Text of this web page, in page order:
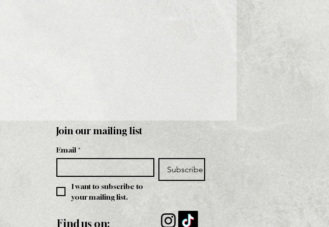
Join our mailing list
Email *
Subscribe
I want to subscribe to
your mailing list.
Find us on: